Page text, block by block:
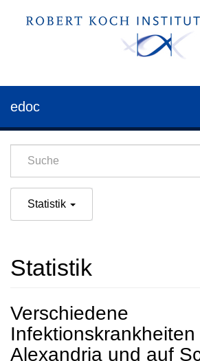
edoc
Statistik
Statistik
Verschiedene
Infektionskrankheiten
Alexandria und auf